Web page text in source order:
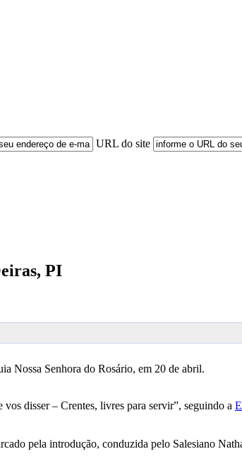
URL do site
PI
Nossa Senhora do Rosário, em 20 de abril.
disser – Crentes, livres para servir”, seguindo a
pela introdução, conduzida pelo Salesiano